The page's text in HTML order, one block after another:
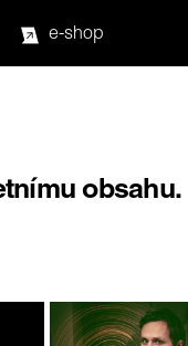
e-shop
obsahu.